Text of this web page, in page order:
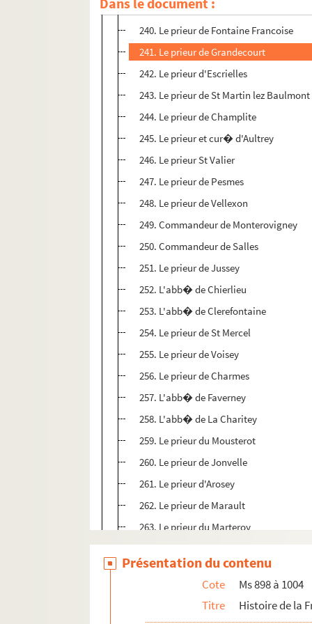
239. Le prieur de Fouvans
240. Le prieur de Fontaine Francoise
241. Le prieur de Grandecourt
242. Le prieur d'Escrielles
243. Le prieur de St Martin lez Baulmont
244. Le prieur de Champlite
245. Le prieur et cur� d'Aultrey
246. Le prieur St Valier
247. Le prieur de Pesmes
248. Le prieur de Vellexon
249. Commandeur de Monterovigney
250. Commandeur de Salles
251. Le prieur de Jussey
252. L'abb� de Chierlieu
253. L'abb� de Clerefontaine
254. Le prieur de St Mercel
255. Le prieur de Voisey
256. Le prieur de Charmes
257. L'abb� de Faverney
258. L'abb� de La Charitey
259. Le prieur du Mousterot
260. Le prieur de Jonvelle
261. Le prieur d'Arosey
262. Le prieur de Marault
263. Le prieur du Marteroy
264. Le prieur de Port sur Saogne
265. Commandeur de la Ville Dieu
266. Chappitre de Calemostier
267. L'abbesse de Baulme
Présentation du contenu
Cote
Ms 898 à 1004
Titre
Histoire de la